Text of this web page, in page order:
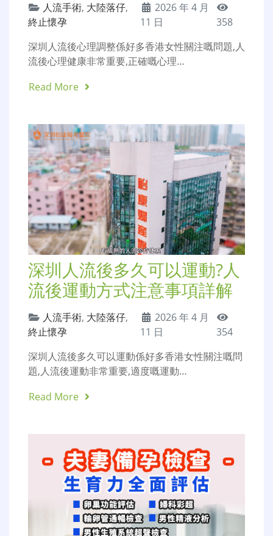
人流手術, 大陸落仔,
終止懷孕
2026 年 4 月
11 日
358
深圳人流後心理調整係好多香港女性關注嘅問題,人
流後心理健康非常重要,正確嘅心理…
Read More
深圳人流後多久可以運動?人
流後運動方式注意事項詳解
人流手術, 大陸落仔,
終止懷孕
2026 年 4 月
11 日
354
深圳人流後多久可以運動係好多香港女性關注嘅問
題,人流後運動非常重要,適度嘅運動…
Read More